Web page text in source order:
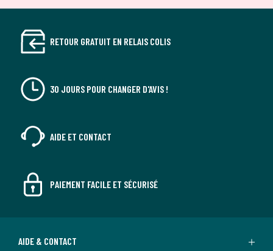
RETOUR GRATUIT EN RELAIS COLIS
30 JOURS POUR CHANGER D'AVIS !
AIDE ET CONTACT
PAIEMENT FACILE ET SÉCURISÉ
AIDE & CONTACT